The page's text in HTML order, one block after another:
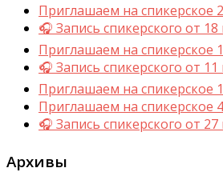
Приглашаем на спикерское
🎧 Запись спикерского от
Приглашаем на спикерское
🎧 Запись спикерского от
Приглашаем на спикерское
Приглашаем на спикерское
🎧 Запись спикерского от
Архивы